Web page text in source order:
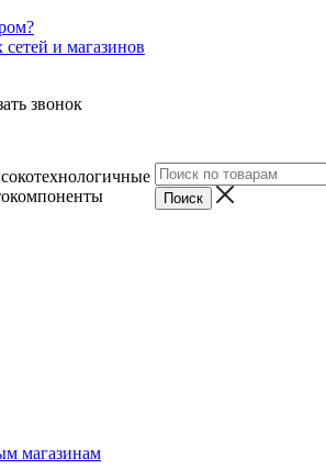
и магазинов
звонок
магазинам